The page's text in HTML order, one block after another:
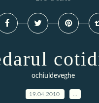
ochiuldeveghe
19.04.2010